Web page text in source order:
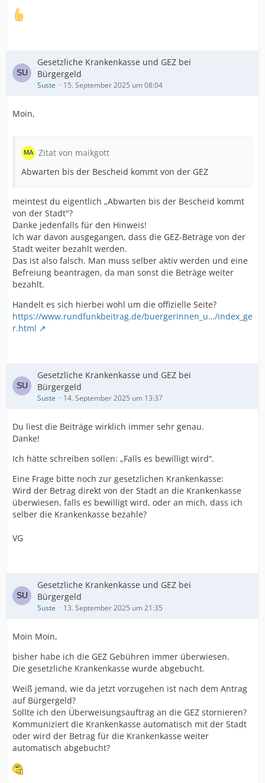
Gesetzliche Krankenkasse und GEZ bei
Bürgergeld
Suste 15. September 2025 um 08:04
Moin,
Zitat von maikgott
Abwarten bis der Bescheid kommt von der GEZ
meintest du eigentlich „Abwarten bis der Bescheid kommt
von der Stadt"?
Danke jedenfalls für den Hinweis!
Ich war davon ausgegangen, dass die GEZ-Beträge von der
Stadt weiter bezahlt werden.
Das ist also falsch. Man muss selber aktiv werden und eine
Befreiung beantragen, da man sonst die Beträge weiter
bezahlt.
Handelt es sich hierbei wohl um die offizielle Seite?
https://www.rundfunkbeitrag.de/buergerinnen_u…/index_ge
r.html
Gesetzliche Krankenkasse und GEZ bei
Bürgergeld
Suste 14. September 2025 um 13:37
Du liest die Beiträge wirklich immer sehr genau.
Danke!
Ich hätte schreiben sollen: „Falls es bewilligt wird“.
Eine Frage bitte noch zur gesetzlichen Krankenkasse:
Wird der Betrag direkt von der Stadt an die Krankenkasse
überwiesen, falls es bewilligt wird, oder an mich, dass ich
selber die Krankenkasse bezahle?
VG
Gesetzliche Krankenkasse und GEZ bei
Bürgergeld
Suste 13. September 2025 um 21:35
Moin Moin,
bisher habe ich die GEZ Gebühren immer überwiesen.
Die gesetzliche Krankenkasse wurde abgebucht.
Weiß jemand, wie da jetzt vorzugehen ist nach dem Antrag
auf Bürgergeld?
Sollte ich den Überweisungsauftrag an die GEZ stornieren?
Kommuniziert die Krankenkasse automatisch mit der Stadt
oder wird der Betrag für die Krankenkasse weiter
automatisch abgebucht?